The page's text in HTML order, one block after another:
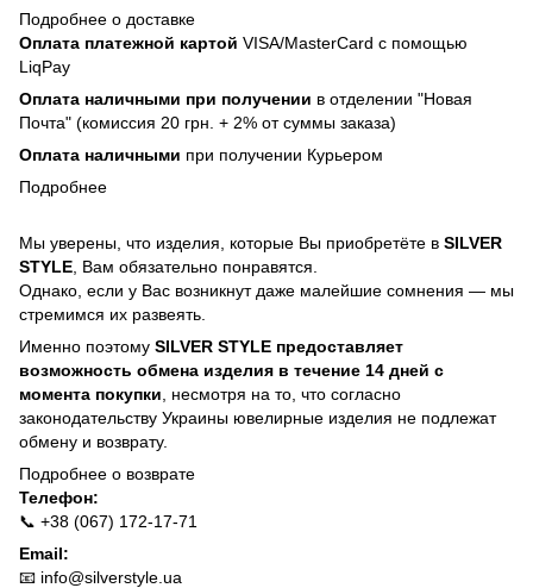
Подробнее о доставке
Оплата платежной картой VISA/MasterCard с помощью
LiqPay
Оплата наличными при получении в отделении "Новая
Почта" (комиссия 20 грн. + 2% от суммы заказа)
Оплата наличными при получении Курьером
Подробнее
Мы уверены, что изделия, которые Вы приобретёте в SILVER
STYLE , Вам обязательно понравятся.
Однако, если у Вас возникнут даже малейшие сомнения — мы
стремимся их развеять.
Именно поэтому SILVER STYLE предоставляет
возможность обмена изделия в течение 14 дней с
момента покупки , несмотря на то, что согласно
законодательству Украины ювелирные изделия не подлежат
обмену и возврату.
Подробнее о возврате
Телефон:
📞 +38 (067) 172-17-71
Email:
📧 info@silverstyle.ua